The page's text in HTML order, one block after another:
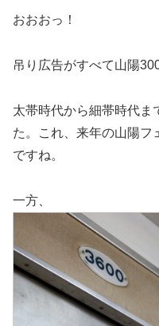
おおおっ！
吊り広告がすべて山陽
太帯時代から細帯時代ま
た。これ、来年の山陽フ
ですね。
一方、